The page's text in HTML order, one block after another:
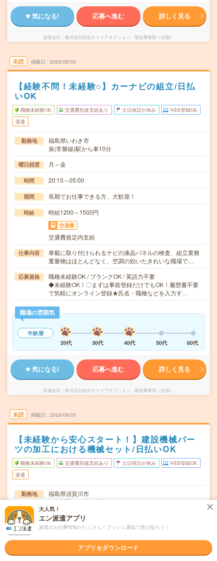
気になる! 応募へ進む 詳しく見る
派遣会社 株式会社綜合キャリアオプション 製造事業部（全国）
未読 掲載日 2026/08/05
【経験不問！未経験○】カーナビの組立/日払
いOK
職種未経験OK 交通費別途支給あり 土日祝日が休み WEB登録OK
派遣
勤務地
福島県いわき市
泉(常磐線)駅から車10分
曜日頻度 月～金
時間 20:10～05:00
期間 長期でお仕事できる方、大歓迎！
時給 時給1200～1500円
交通費
交通費規定内支給
仕事内容
車載に取り付けられるナビの液晶パネルの検査、組立業務
重量物はほとんどなく、空調の効いたきれいな職場で…
応募資格
職種未経験OK / ブランクOK / 英語力不要
◆未経験OK！〇まずは事前登録だけでもOK！履歴書不要
で気軽にオンライン登録★氏名・職種などを入力す…
職場の雰囲気
年齢層
20代
30代 40代 50代 60代
気になる! 応募へ進む 詳しく見る
派遣会社 株式会社綜合キャリアオプション 製造事業部（全国）
未読 掲載日 2026/08/05
【未経験から安心スタート！】建設機械パー
ツの加工における機械セット/日払いOK
職種未経験OK 交通費別途支給あり 土日祝日が休み WEB登録OK
派遣
勤務地
福島県須賀川市
須賀川駅から車20分
曜日頻度 月～金
時間
長期でお仕事できる方、大歓迎！
大人気！
エン派遣アプリ
派遣のお仕事情報がたくさん！プッシュ通知で受け取ろう！
アプリをダウンロード